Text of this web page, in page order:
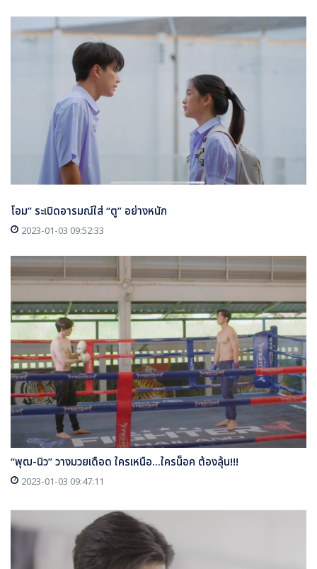
โอม” ระเบิดอารมณ์ใส่ “ตู” อย่างหนัก
2023-01-03 09:52:33
“พุฒ-นิว” วางมวยเดือด ใครเหนือ...ใครน็อค ต้องลุ้น!!!
2023-01-03 09:47:11